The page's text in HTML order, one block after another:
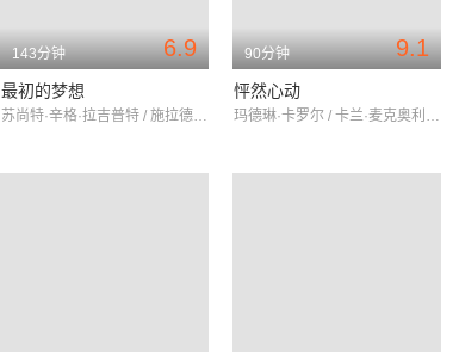
6.9
143分钟
最初的梦想
苏尚特·辛格·拉吉普特 / 施拉德哈·卡普尔 / 瓦伦·沙玛
9.1
90分钟
怦然心动
玛德琳·卡罗尔 / 卡兰·麦克奥利菲 / 瑞贝卡·德·莫妮